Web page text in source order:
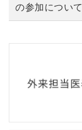
の参加について